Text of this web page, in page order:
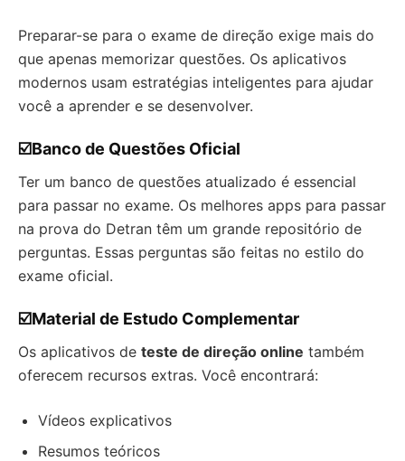
Preparar-se para o exame de direção exige mais do
que apenas memorizar questões. Os aplicativos
modernos usam estratégias inteligentes para ajudar
você a aprender e se desenvolver.
☑️Banco de Questões Oficial
Ter um banco de questões atualizado é essencial
para passar no exame. Os melhores apps para passar
na prova do Detran têm um grande repositório de
perguntas. Essas perguntas são feitas no estilo do
exame oficial.
☑️Material de Estudo Complementar
Os aplicativos de teste de direção online também
oferecem recursos extras. Você encontrará:
Vídeos explicativos
Resumos teóricos